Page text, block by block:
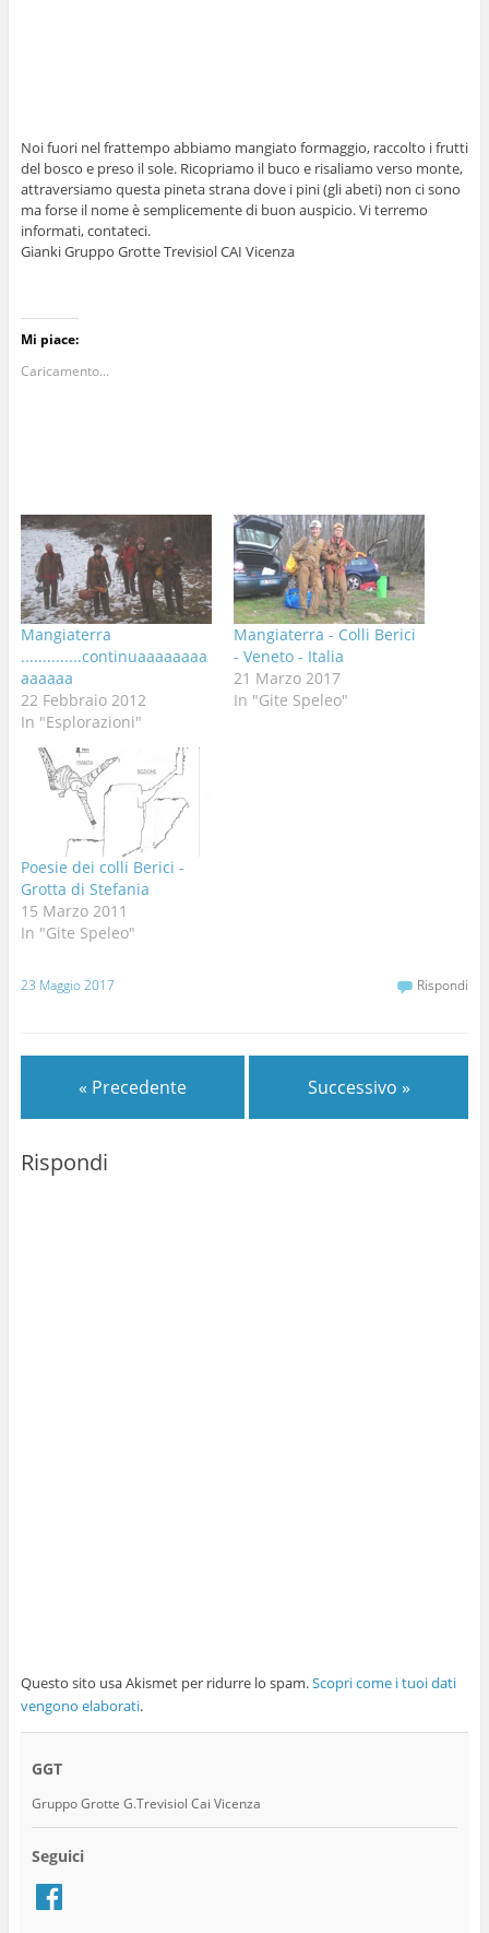
Noi fuori nel frattempo abbiamo mangiato formaggio, raccolto i frutti
del bosco e preso il sole. Ricopriamo il buco e risaliamo verso monte,
attraversiamo questa pineta strana dove i pini (gli abeti) non ci sono
ma forse il nome è semplicemente di buon auspicio. Vi terremo
informati, contateci.
Gianki Gruppo Grotte Trevisiol CAI Vicenza
Mi piace:
Caricamento...
Mangiaterra
..............continuaaaaaaaa
aaaaaa
22 Febbraio 2012
In "Esplorazioni"
Mangiaterra - Colli Berici
- Veneto - Italia
21 Marzo 2017
In "Gite Speleo"
Poesie dei colli Berici -
Grotta di Stefania
15 Marzo 2011
In "Gite Speleo"
23 Maggio 2017 Rispondi
« Precedente Successivo »
Rispondi
Questo sito usa Akismet per ridurre lo spam.Scopri come i tuoi dati
vengono elaborati.
GGT
Gruppo Grotte G.Trevisiol Cai Vicenza
Seguici
Facebook